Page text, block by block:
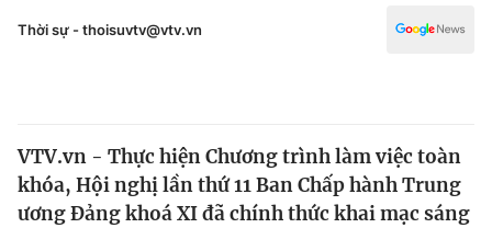
Thế giới
Thời sự - thoisuvtv@vtv.vn
VTV.vn - Thực hiện Chương trình làm việc toàn
khóa, Hội nghị lần thứ 11 Ban Chấp hành Trung
ương Đảng khoá XI đã chính thức khai mạc sáng